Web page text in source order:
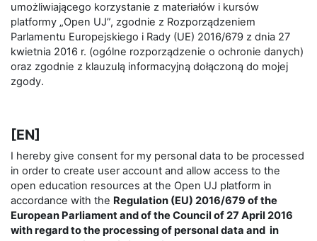
umożliwiającego korzystanie z materiałów i kursów
platformy „Open UJ”, zgodnie z Rozporządzeniem
Parlamentu Europejskiego i Rady (UE) 2016/679 z dnia 27
kwietnia 2016 r. (ogólne rozporządzenie o ochronie danych)
oraz zgodnie z klauzulą informacyjną dołączoną do mojej
zgody.
[EN]
I hereby give consent for my personal data to be processed
in order to create user account and allow access to the
open education resources at the Open UJ platform in
accordance with the Regulation (EU) 2016/679 of the
European Parliament and of the Council of 27 April 2016
with regard to the processing of personal data and in